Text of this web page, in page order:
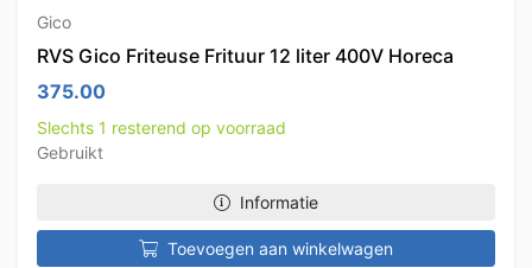
Gico
RVS Gico Friteuse Frituur 12 liter 400V Horeca
375.00
Slechts 1 resterend op voorraad
Gebruikt
Informatie
Toevoegen aan winkelwagen